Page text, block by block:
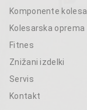
Komponente kolesa
Kolesarska oprema
Fitnes
Znižani izdelki
Servis
Kontakt